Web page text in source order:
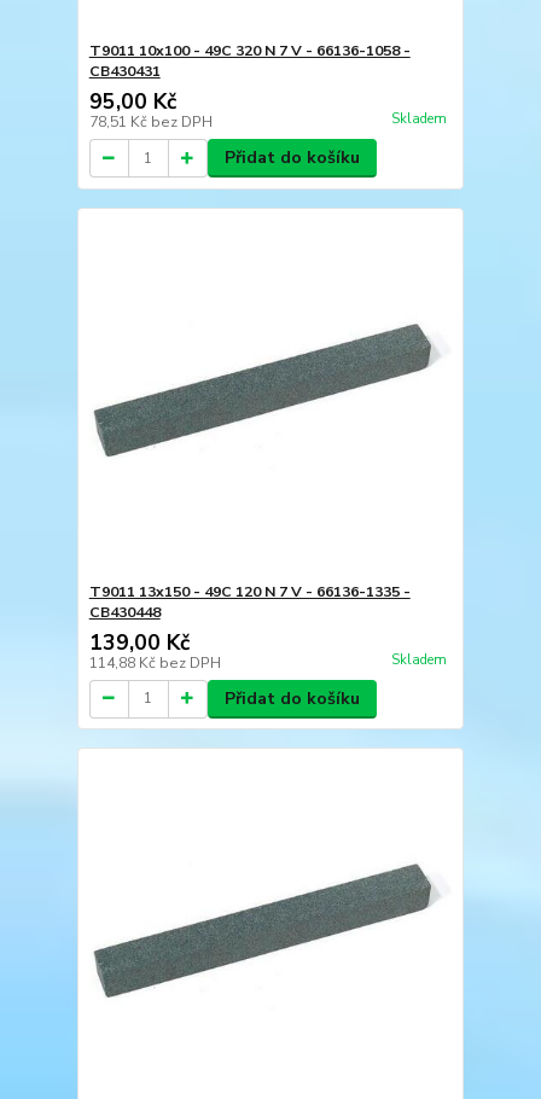
T9011 10x100 - 49C 320 N 7 V - 66136-1058 -
CB430431
95,00 Kč
78,51 Kč bez DPH Skladem
Přidat do košíku
T9011 13x150 - 49C 120 N 7 V - 66136-1335 -
CB430448
139,00 Kč
114,88 Kč bez DPH Skladem
Přidat do košíku